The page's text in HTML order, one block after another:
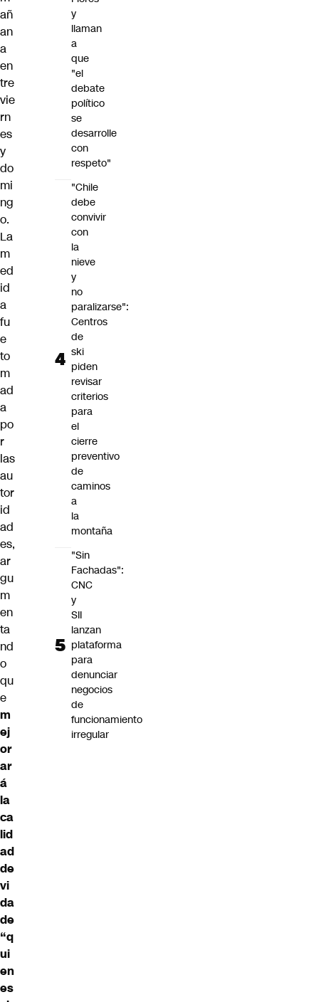
añ
an
a
en
tre
vie
rn
es
y
do
mi
ng
o.
La
m
ed
id
a
fu
e
to
m
ad
a
po
r
las
au
tor
id
ad
es,
ar
gu
m
en
ta
nd
o
qu
e
m
ej
or
ar
á
la
ca
lid
ad
de
vi
da
de
“q
ui
en
es
y
llaman
a
que
"el
debate
político
se
desarrolle
con
respeto"
"Chile
debe
convivir
con
la
nieve
y
no
paralizarse":
Centros
de
ski
piden
revisar
criterios
para
el
cierre
preventivo
de
caminos
a
la
montaña
"Sin
Fachadas":
CNC
y
SII
lanzan
plataforma
para
denunciar
negocios
de
funcionamiento
irregular